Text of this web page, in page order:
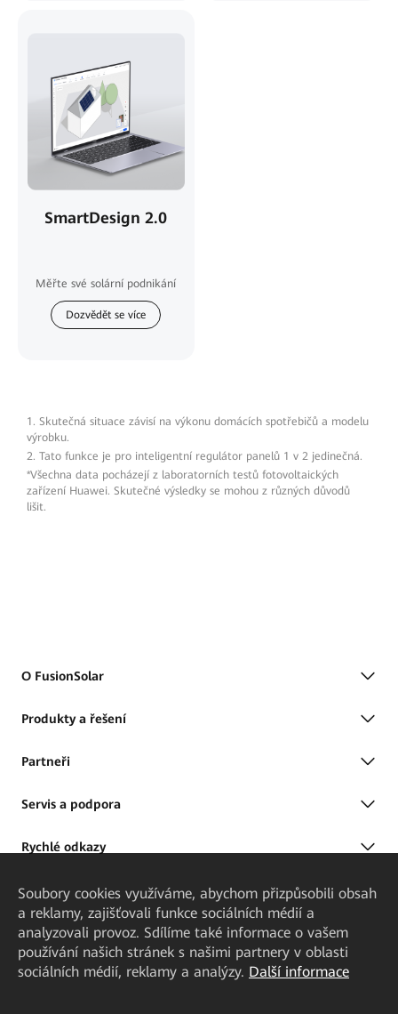
SmartDesign 2.0
Měřte své solární podnikání
Dozvědět se více
1. Skutečná situace závisí na výkonu domácích spotřebičů a modelu
výrobku.
2. Tato funkce je pro inteligentní regulátor panelů 1 v 2 jedinečná.
*Všechna data pocházejí z laboratorních testů fotovoltaických
zařízení Huawei. Skutečné výsledky se mohou z různých důvodů
lišit.
O FusionSolar
Produkty a řešení
Partneři
Servis a podpora
Rychlé odkazy
Soubory cookies využíváme, abychom přizpůsobili obsah
a reklamy, zajišťovali funkce sociálních médií a
analyzovali provoz. Sdílíme také informace o vašem
používání našich stránek s našimi partnery v oblasti
sociálních médií, reklamy a analýzy. Další informace